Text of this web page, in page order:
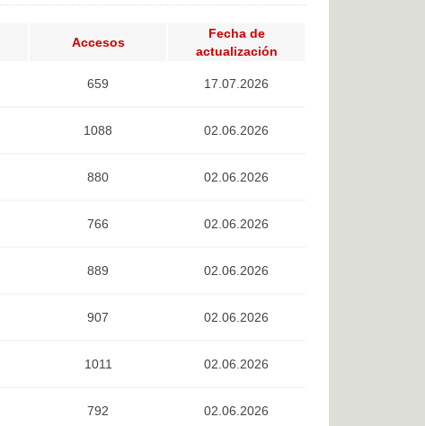
Accesos
Fecha de
actualización
659 17.07.2026
1088 02.06.2026
880 02.06.2026
766 02.06.2026
889 02.06.2026
907 02.06.2026
1011 02.06.2026
792 02.06.2026